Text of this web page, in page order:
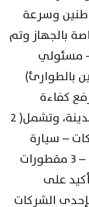
وسرعة
بالجهاز وتم
– مسئولي
بالطوارئ)
كفاءة
وصيانة المعدات التابعة لجهاز المدينة، وتشمل( 2
– سيارة
كسح مياه – 4 سيارات دوبل كابينة – 3 مقطورات
على
الشركات